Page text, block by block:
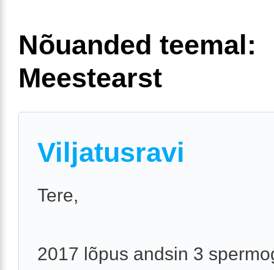
Nõuanded teemal:
Meestearst
Viljatusravi
Tere,
2017 lõpus andsin 3